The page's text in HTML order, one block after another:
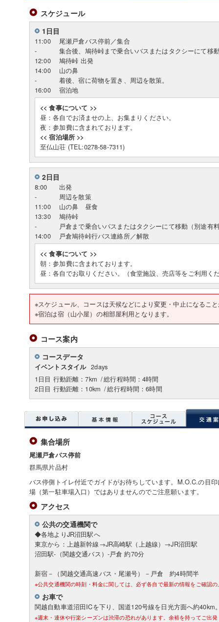
スケジュール
1日目
11:00
尾瀬戸倉バス停前／集合
-
集合後、鳩待峠まで乗合いバスまたはタクシーにて移
12:00
鳩待峠 出発
14:00
山の鼻
-
着後、宿に荷物を置き、周辺を散策。
16:00
宿泊地
<< 食事について >>
昼：各自でお済ませの上、お集まりください。
夜：参加費に含まれております。
<< 宿泊場所 >>
至仏山荘 (TEL:0278-58-7311)
2日目
8:00
出発
-
周辺を散策
11:00
山の鼻 昼食
13:30
鳩待峠
-
戸倉まで乗合いバスまたはタクシーにて移動（別途有
14:00
戸倉鳩待峠行バス連絡所／解散
<< 食事について >>
朝：参加費に含まれております。
昼：各自でお取りください。（食堂施設、売店等をご利用く
※スケジュール、コースは天候などにより変更・中止になるこ
※宿泊は宿（山小屋）の相部屋利用となります。
コース案内
コースデータ
イベントスタイル 2days
1日目 行動距離：7km /総行程時間：4時間
2日目 行動距離：10km /総行程時間：6時間
集合場所
尾瀬戸倉バス停前
群馬県片品村
バス停側トイレ付近でガイドがお待ちしています。M.O.C.の目
場（第一駐車場入口）ではありませんのでご注意願います。
アクセス
公共の交通機関で
◆各地よりJR沼田駅へ
東京から：上越新幹線→JR高崎駅（上越線）→JR沼田駅
沼田駅-（関越交通バス）-戸倉 約70分
新宿－（関越交通高速バス・尾瀬号）－戸倉 約4時間半
※公共交通機関の時刻・料金に関しては、必ず各自で最新の情報をご確認
お車で
関越自動車道沼田ICを下り、国道120号線を日光方面へ約40km
※週末・連休や行楽シーズンは渋滞の恐れがあります。余裕を持ってご出